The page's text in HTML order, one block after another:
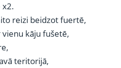
x2.
reizi beidzot fuertē,
kāju fušetē,
teritorijā,